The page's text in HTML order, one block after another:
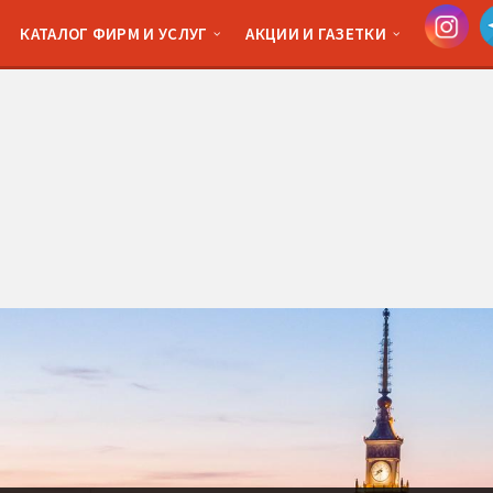
КАТАЛОГ ФИРМ И УСЛУГ АКЦИИ И ГАЗЕТКИ